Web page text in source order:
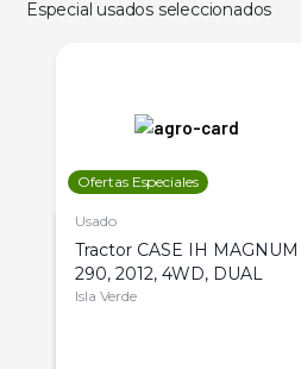
Especial usados seleccionados
Ofertas Especiales
Usado
Tractor CASE IH MAGNUM
290, 2012, 4WD, DUAL
Isla Verde